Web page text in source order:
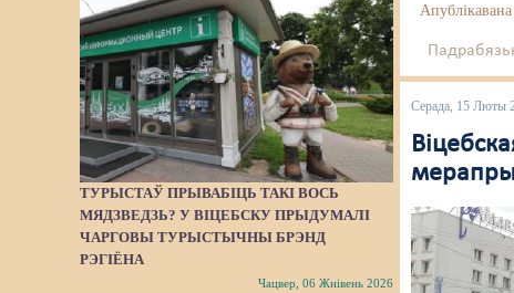
ТУРЫСТАЎ ПРЫВАБІЦЬ ТАКІ ВОСЬ
МЯДЗВЕДЗЬ? У ВІЦЕБСКУ ПРЫДУМАЛІ
ЧАРГОВЫ ТУРЫСТЫЧНЫ БРЭНД
РЭГІЁНА
Чацвер, 06 Жнівень 2026
Серада, 15 Люты